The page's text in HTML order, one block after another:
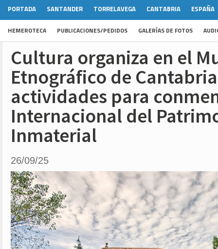
PORTADA SANTANDER TORRELAVEGA CANTABRIA ESPAÑA
HEMEROTECA PUBLICACIONES/PEDIDOS GALERÍAS DE FOTOS
Cultura organiza en el
Etnográfico de
actividades para
Internacional del
Inmaterial
26/09/25